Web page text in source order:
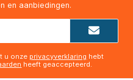
en aanbiedingen.
u onze privacyverklaring hebt
heeft geaccepteerd.